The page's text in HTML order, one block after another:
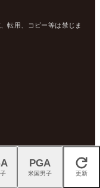
転用、コピー等は禁じま
閉じる
PGA
米国男子 更新